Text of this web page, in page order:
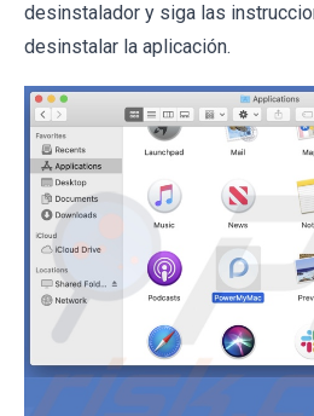
desinstalador y siga las
desinstalar la aplicación.